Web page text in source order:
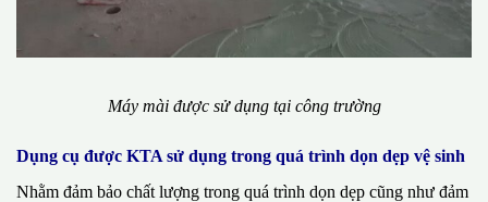
Máy mài được sử dụng tại công trường
Dụng cụ được KTA sử dụng trong quá trình dọn dẹp vệ sinh
Nhằm đảm bảo chất lượng trong quá trình dọn dẹp cũng như đảm